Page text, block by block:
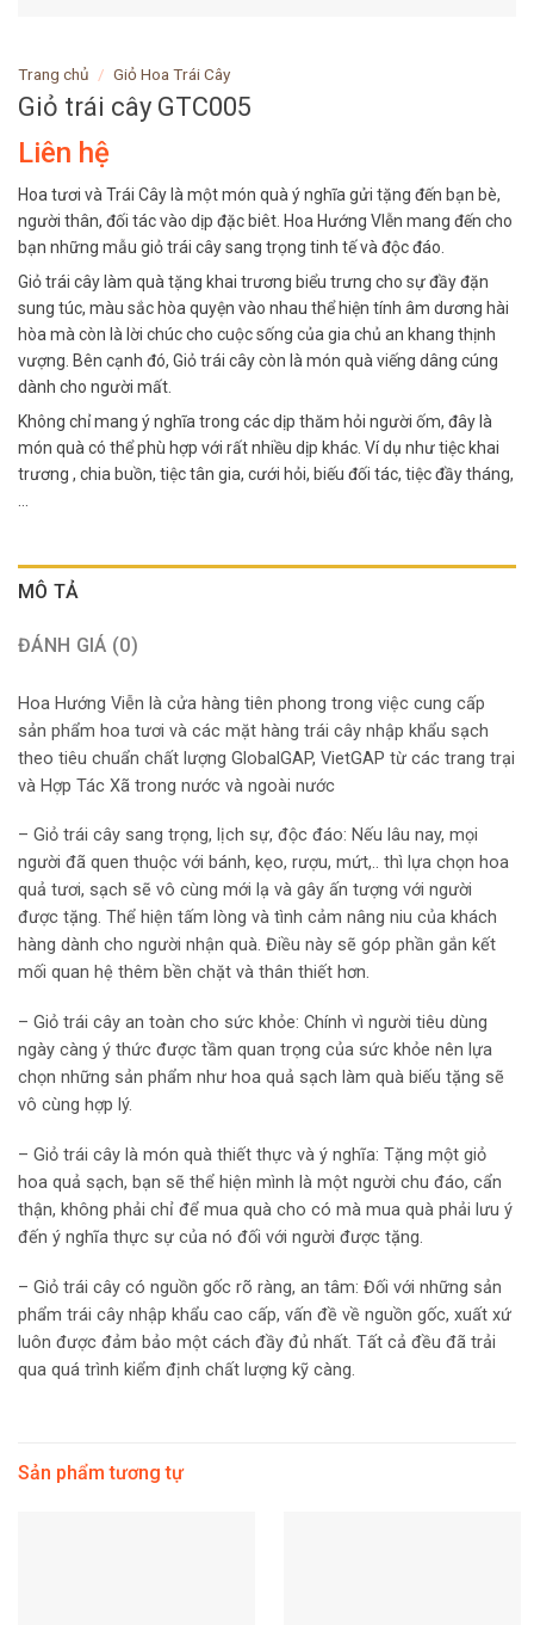
Trang chủ / Giỏ Hoa Trái Cây
Giỏ trái cây GTC005
Liên hệ
Hoa tươi và Trái Cây là một món quà ý nghĩa gửi tặng đến bạn bè,
người thân, đối tác vào dịp đặc biêt. Hoa Hướng VIễn mang đến cho
bạn những mẫu giỏ trái cây sang trọng tinh tế và độc đáo.
Giỏ trái cây làm quà tặng khai trương biểu trưng cho sự đầy đặn
sung túc, màu sắc hòa quyện vào nhau thể hiện tính âm dương hài
hòa mà còn là lời chúc cho cuộc sống của gia chủ an khang thịnh
vượng. Bên cạnh đó, Giỏ trái cây còn là món quà viếng dâng cúng
dành cho người mất.
Không chỉ mang ý nghĩa trong các dịp thăm hỏi người ốm, đây là
món quà có thể phù hợp với rất nhiều dịp khác. Ví dụ như tiệc khai
trương , chia buồn, tiệc tân gia, cưới hỏi, biếu đối tác, tiệc đầy tháng,
…
MÔ TẢ
ĐÁNH GIÁ (0)
Hoa Hướng Viễn là cửa hàng tiên phong trong việc cung cấp
sản phẩm hoa tươi và các mặt hàng trái cây nhập khẩu sạch
theo tiêu chuẩn chất lượng GlobalGAP, VietGAP từ các trang trại
và Hợp Tác Xã trong nước và ngoài nước
– Giỏ trái cây sang trọng, lịch sự, độc đáo: Nếu lâu nay, mọi
người đã quen thuộc với bánh, kẹo, rượu, mứt,.. thì lựa chọn hoa
quả tươi, sạch sẽ vô cùng mới lạ và gây ấn tượng với người
được tặng. Thể hiện tấm lòng và tình cảm nâng niu của khách
hàng dành cho người nhận quà. Điều này sẽ góp phần gắn kết
mối quan hệ thêm bền chặt và thân thiết hơn.
– Giỏ trái cây an toàn cho sức khỏe: Chính vì người tiêu dùng
ngày càng ý thức được tầm quan trọng của sức khỏe nên lựa
chọn những sản phẩm như hoa quả sạch làm quà biếu tặng sẽ
vô cùng hợp lý.
– Giỏ trái cây là món quà thiết thực và ý nghĩa: Tặng một giỏ
hoa quả sạch, bạn sẽ thể hiện mình là một người chu đáo, cẩn
thận, không phải chỉ để mua quà cho có mà mua quà phải lưu ý
đến ý nghĩa thực sự của nó đối với người được tặng.
– Giỏ trái cây có nguồn gốc rõ ràng, an tâm: Đối với những sản
phẩm trái cây nhập khẩu cao cấp, vấn đề về nguồn gốc, xuất xứ
luôn được đảm bảo một cách đầy đủ nhất. Tất cả đều đã trải
qua quá trình kiểm định chất lượng kỹ càng.
Sản phẩm tương tự